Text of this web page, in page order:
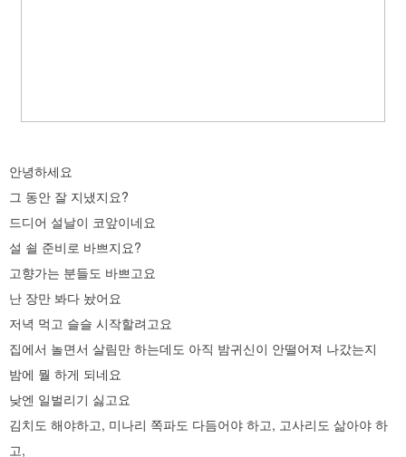
안녕하세요
그 동안 잘 지냈지요?
드디어 설날이 코앞이네요
설 쇨 준비로 바쁘지요?
고향가는 분들도 바쁘고요
난 장만 봐다 놨어요
저녁 먹고 슬슬 시작할려고요
집에서 놀면서 살림만 하는데도 아직 밤귀신이 안떨어져 나갔는지
밤에 뭘 하게 되네요
낮엔 일벌리기 싫고요
김치도 해야하고, 미나리 쪽파도 다듬어야 하고, 고사리도 삶아야 하
고,